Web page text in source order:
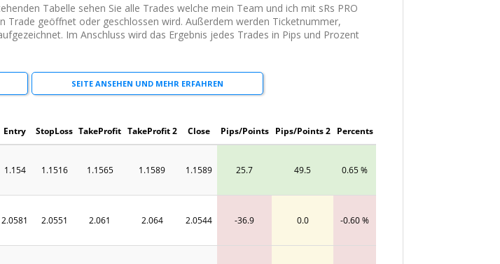
Tabelle sehen Sie alle Trades welche mein Team und ich mit sRs PRO
geöffnet oder geschlossen wird. Außerdem werden Ticketnummer,
Im Anschluss wird das Ergebnis jedes Trades in Pips und Prozent
SEITE ANSEHEN UND MEHR ERFAHREN